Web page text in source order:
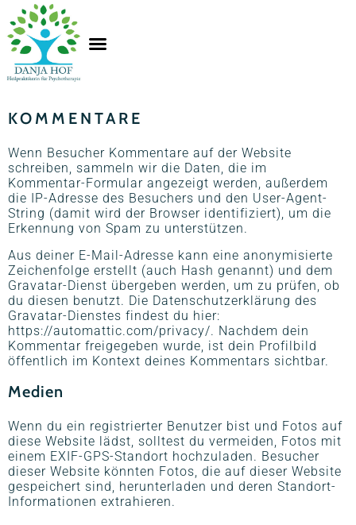
KOMMENTARE
Wenn Besucher Kommentare auf der Website
schreiben, sammeln wir die Daten, die im
Kommentar-Formular angezeigt werden, außerdem
die IP-Adresse des Besuchers und den User-Agent-
String (damit wird der Browser identifiziert), um die
Erkennung von Spam zu unterstützen.
Aus deiner E-Mail-Adresse kann eine anonymisierte
Zeichenfolge erstellt (auch Hash genannt) und dem
Gravatar-Dienst übergeben werden, um zu prüfen, ob
du diesen benutzt. Die Datenschutzerklärung des
Gravatar-Dienstes findest du hier:
https://automattic.com/privacy/. Nachdem dein
Kommentar freigegeben wurde, ist dein Profilbild
öffentlich im Kontext deines Kommentars sichtbar.
Medien
Wenn du ein registrierter Benutzer bist und Fotos auf
diese Website lädst, solltest du vermeiden, Fotos mit
einem EXIF-GPS-Standort hochzuladen. Besucher
dieser Website könnten Fotos, die auf dieser Website
gespeichert sind, herunterladen und deren Standort-
Informationen extrahieren.